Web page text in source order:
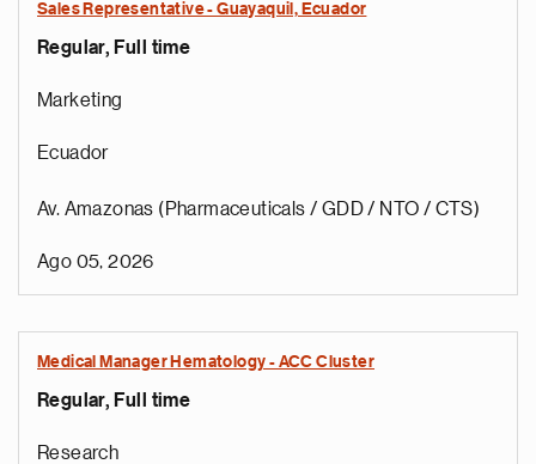
Sales Representative - Guayaquil, Ecuador
Regular, Full time
Marketing
Ecuador
Av. Amazonas (Pharmaceuticals / GDD / NTO / CTS)
Ago 05, 2026
Medical Manager Hematology - ACC Cluster
Regular, Full time
Research